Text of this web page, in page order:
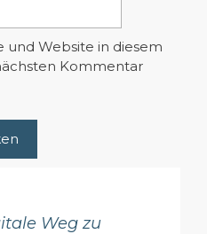
und Website in diesem
Kommentar
Weg zu